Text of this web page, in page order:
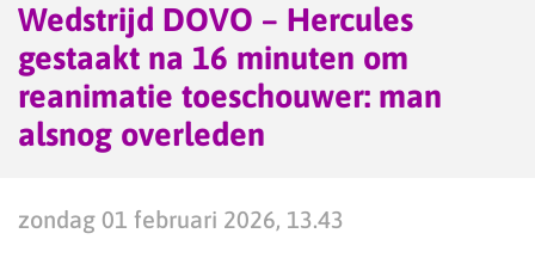
Wedstrijd DOVO – Hercules
gestaakt na 16 minuten om
reanimatie toeschouwer: man
alsnog overleden
zondag 01 februari 2026, 13.43